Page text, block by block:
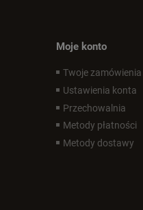
Moje konto
Twoje zamówienia
Ustawienia konta
Przechowalnia
Metody płatności
Metody dostawy